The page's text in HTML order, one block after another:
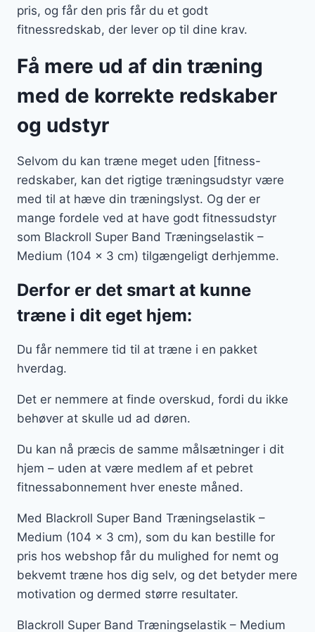
pris, og får den pris får du et godt
fitnessredskab, der lever op til dine krav.
Få mere ud af din træning
med de korrekte redskaber
og udstyr
Selvom du kan træne meget uden [fitness-
redskaber, kan det rigtige træningsudstyr være
med til at hæve din træningslyst. Og der er
mange fordele ved at have godt fitnessudstyr
som Blackroll Super Band Træningselastik –
Medium (104 x 3 cm) tilgængeligt derhjemme.
Derfor er det smart at kunne
træne i dit eget hjem:
Du får nemmere tid til at træne i en pakket
hverdag.
Det er nemmere at finde overskud, fordi du ikke
behøver at skulle ud ad døren.
Du kan nå præcis de samme målsætninger i dit
hjem – uden at være medlem af et pebret
fitnessabonnement hver eneste måned.
Med Blackroll Super Band Træningselastik –
Medium (104 x 3 cm), som du kan bestille for
pris hos webshop får du mulighed for nemt og
bekvemt træne hos dig selv, og det betyder mere
motivation og dermed større resultater.
Blackroll Super Band Træningselastik – Medium